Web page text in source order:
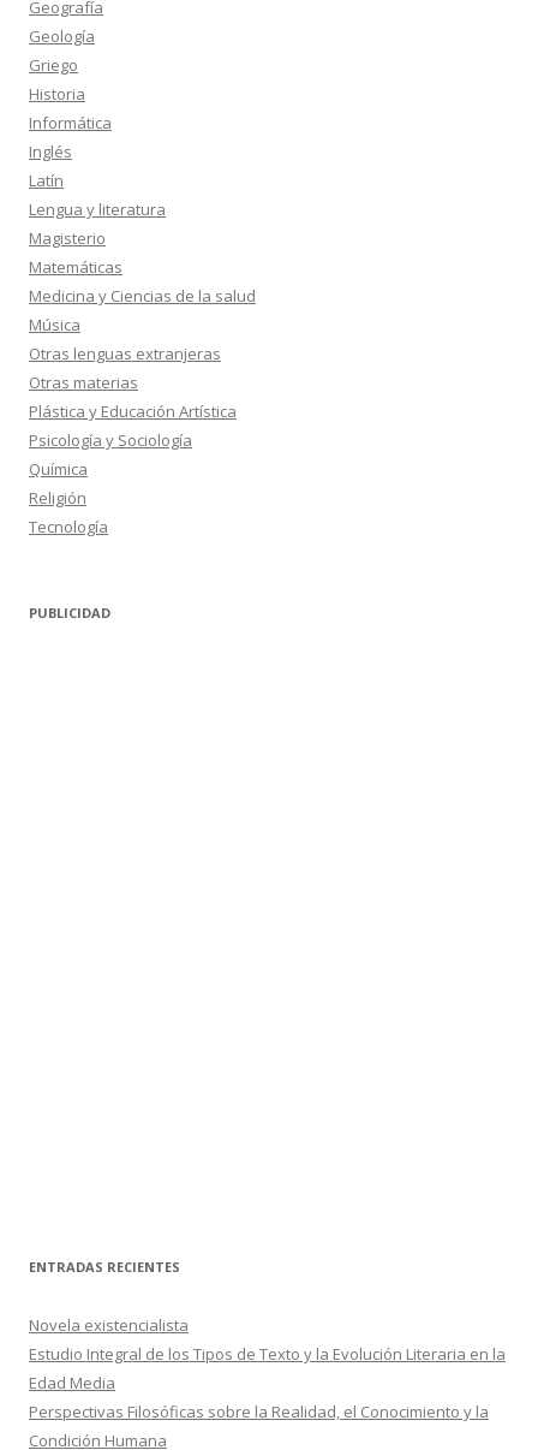
Geografía
Geología
Griego
Historia
Informática
Inglés
Latín
Lengua y literatura
Magisterio
Matemáticas
Medicina y Ciencias de la salud
Música
Otras lenguas extranjeras
Otras materias
Plástica y Educación Artística
Psicología y Sociología
Química
Religión
Tecnología
PUBLICIDAD
ENTRADAS RECIENTES
Novela existencialista
Estudio Integral de los Tipos de Texto y la Evolución Literaria en la
Edad Media
Perspectivas Filosóficas sobre la Realidad, el Conocimiento y la
Condición Humana